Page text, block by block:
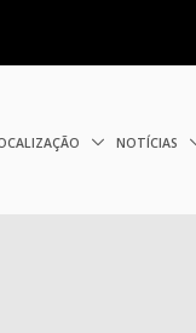
NOTÍCIAS